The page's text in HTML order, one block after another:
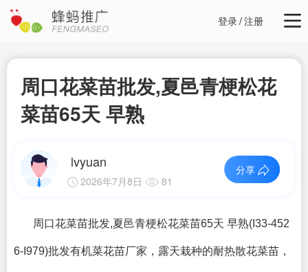
登录/注册
周口花菜苗批发,夏邑青梗松花
菜苗65天 早熟
lvyuan
2026年7月8日 81
分享
周口花菜苗批发,夏邑青梗松花菜苗65天 早熟(I33-452
6-I979)批发有机菜花苗厂家，露天栽种的耐热散花菜苗，